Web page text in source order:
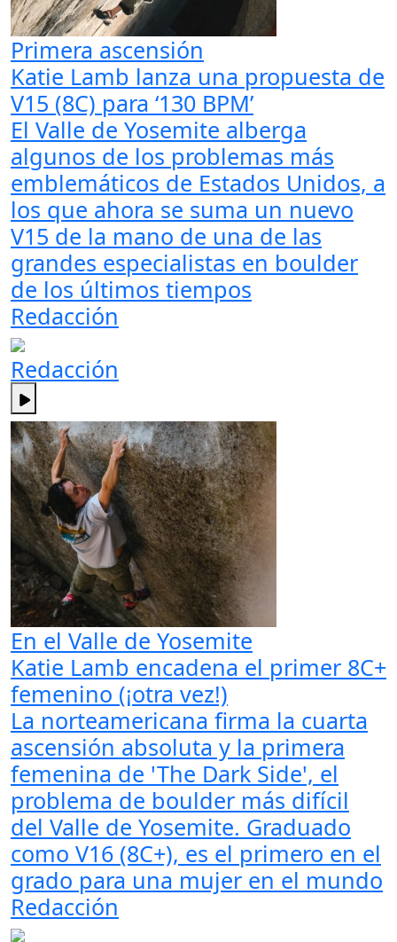
Primera ascensión
Katie Lamb lanza una propuesta de
V15 (8C) para ‘130 BPM’
El Valle de Yosemite alberga
algunos de los problemas más
emblemáticos de Estados Unidos, a
los que ahora se suma un nuevo
V15 de la mano de una de las
grandes especialistas en boulder
de los últimos tiempos
Redacción
Redacción
En el Valle de Yosemite
Katie Lamb encadena el primer 8C+
femenino (¡otra vez!)
La norteamericana firma la cuarta
ascensión absoluta y la primera
femenina de 'The Dark Side', el
problema de boulder más difícil
del Valle de Yosemite. Graduado
como V16 (8C+), es el primero en el
grado para una mujer en el mundo
Redacción